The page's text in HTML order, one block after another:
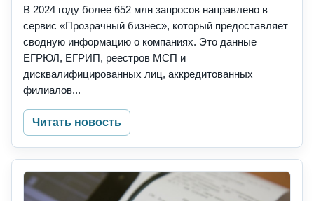
В 2024 году более 652 млн запросов направлено в
сервис «Прозрачный бизнес», который предоставляет
сводную информацию о компаниях. Это данные
ЕГРЮЛ, ЕГРИП, реестров МСП и
дисквалифицированных лиц, аккредитованных
филиалов...
Читать новость